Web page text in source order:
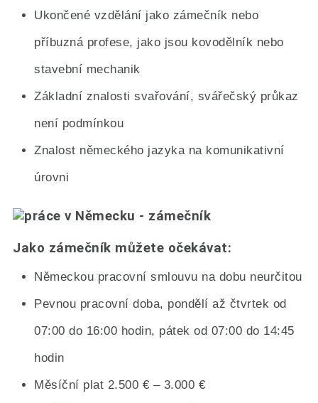
Ukončené vzdělání jako zámečník nebo
příbuzná profese, jako jsou kovodělník nebo
stavební mechanik
Základní znalosti svařování, svářečský průkaz
není podmínkou
Znalost německého jazyka na komunikativní
úrovni
Jako zámečník můžete očekávat:
Německou pracovní smlouvu na dobu neurčitou
Pevnou pracovní doba, pondělí až čtvrtek od
07:00 do 16:00 hodin, pátek od 07:00 do 14:45
hodin
Měsíční plat 2.500 € – 3.000 €